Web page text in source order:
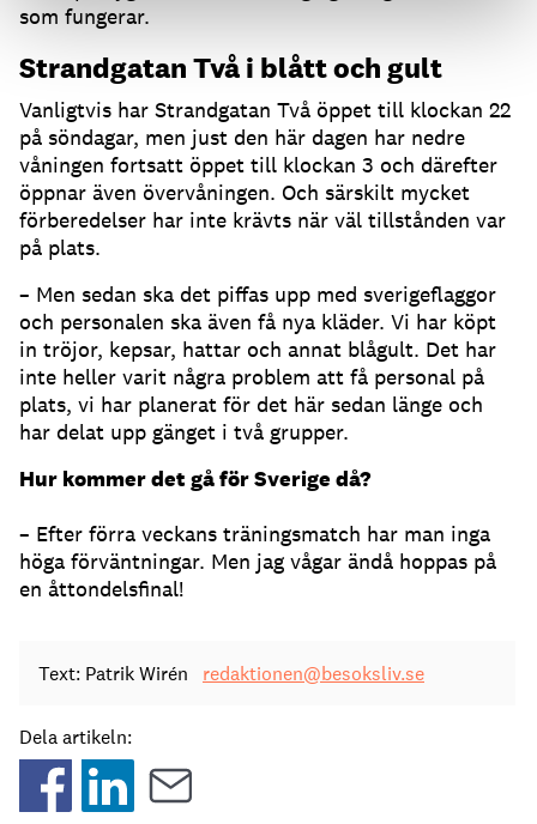
som fungerar.
Strandgatan Två i blått och gult
Vanligtvis har Strandgatan Två öppet till klockan 22
på söndagar, men just den här dagen har nedre
våningen fortsatt öppet till klockan 3 och därefter
öppnar även övervåningen. Och särskilt mycket
förberedelser har inte krävts när väl tillstånden var
på plats.
– Men sedan ska det piffas upp med sverigeflaggor
och personalen ska även få nya kläder. Vi har köpt
in tröjor, kepsar, hattar och annat blågult. Det har
inte heller varit några problem att få personal på
plats, vi har planerat för det här sedan länge och
har delat upp gänget i två grupper.
Hur kommer det gå för Sverige då?
– Efter förra veckans träningsmatch har man inga
höga förväntningar. Men jag vågar ändå hoppas på
en åttondelsfinal!
Text: Patrik Wirén redaktionen@besoksliv.se
Dela artikeln: